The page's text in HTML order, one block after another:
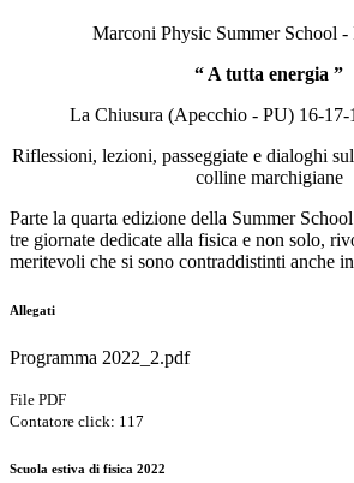
Marconi Physic Summer School
“ A tutta energia ”
La Chiusura (Apecchio - PU) 16-17-
Riflessioni, lezioni, passeggiate e dialoghi
colline marchigiane
Parte la quarta edizione della Summer
tre giornate dedicate alla fisica e non solo,
meritevoli che si sono contraddistinti anche
Allegati
Programma 2022_2.pdf
File PDF
Contatore click: 117
Scuola estiva di fisica 2022